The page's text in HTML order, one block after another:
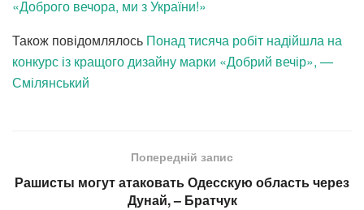
«Доброго вечора, ми з України!»
Також повідомлялось Понад тисяча робіт надійшла на
конкурс із кращого дизайну марки «Добрий вечір», —
Смілянський
Попередній запис
Рашисты могут атаковать Одесскую область через
Дунай, – Братчук